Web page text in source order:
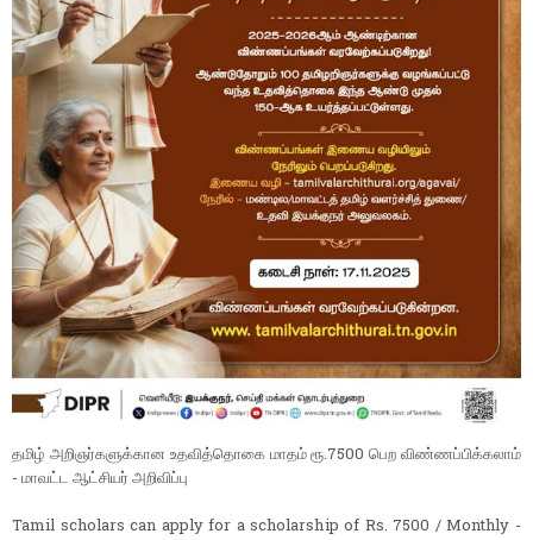
தமிழ் அறிஞர்களுக்கான உதவித்தொகை மாதம் ரூ.7500 பெற விண்ணப்பிக்கலாம்
- மாவட்ட ஆட்சியர் அறிவிப்பு
Tamil scholars can apply for a scholarship of Rs. 7500 / Monthly -